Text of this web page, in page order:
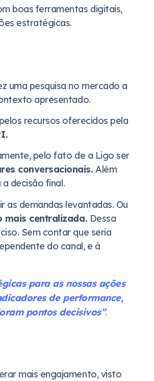
boas ferramentas digitais,
estratégicas.
uma pesquisa no mercado a
apresentado.
recursos oferecidos pela
pelo fato de a Ligo ser
conversacionais. Além
decisão final.
as demandas levantadas. Ou
mais centralizada. Dessa
Sem contar que seria
do canal, e à
para as nossas ações
de performance,
pontos decisivos”.
mais engajamento, visto